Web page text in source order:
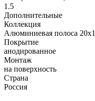
1.5
Дополнительные
Коллекция
Алюминиевая полоса
Покрытие
анодированное
Монтаж
на поверхность
Страна
Россия